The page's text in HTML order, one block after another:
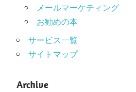
メールマーケティング
お勧めの本
サービス一覧
サイトマップ
Archive